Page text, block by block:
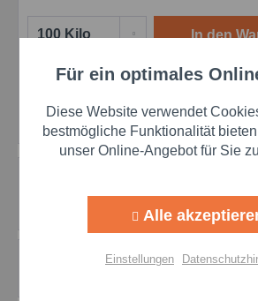
In den
Merken Bewerten
Artikel-Nr.: gl-420148-100
Hochsaugfähige Putzlappen Trikot bunt
oberflächenschonend Die Putzlappen...
Bewertungen
0
Funktionale
Marketing
Personalisierung
Für ein optimales
Diese Website verwendet
bestmögliche Funktionalität
unser Online-Angebot für Sie
Alle
Einstellungen